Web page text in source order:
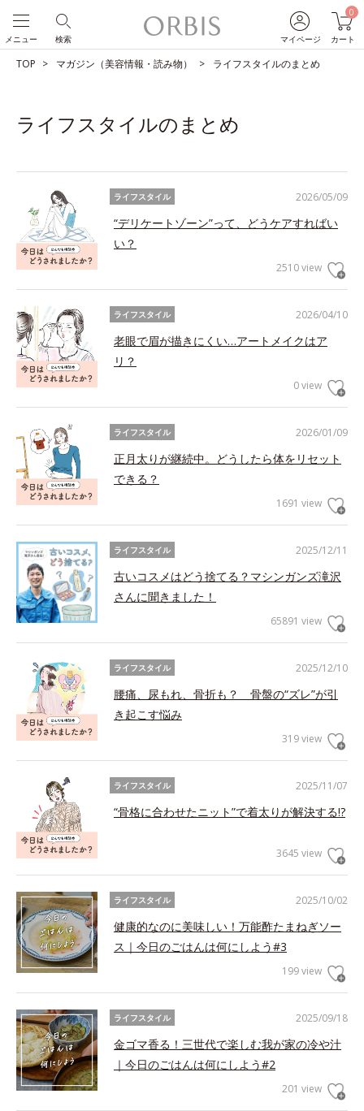
マイページ
0
カート
検索
メニュー
TOP マガジン（美容情報・読み物） ライフスタイルのまとめ
ライフスタイルのまとめ
2026/05/09
ライフスタイル
“デリケートゾーン”って、どうケアすればい
い？
2510 view
2026/04/10
ライフスタイル
老眼で眉が描きにくい…アートメイクはア
リ？
0 view
2026/01/09
ライフスタイル
正月太りが継続中。どうしたら体をリセット
できる？
1691 view
2025/12/11
ライフスタイル
古いコスメはどう捨てる？マシンガンズ滝沢
さんに聞きました！
65891 view
2025/12/10
ライフスタイル
腰痛、尿もれ、骨折も？ 骨盤の“ズレ”が引
き起こす悩み
319 view
2025/11/07
ライフスタイル
“骨格に合わせたニット”で着太りが解決する!?
3645 view
2025/10/02
ライフスタイル
健康的なのに美味しい！万能酢たまねぎソー
ス｜今日のごはんは何にしよう#3
199 view
2025/09/18
ライフスタイル
金ゴマ香る！三世代で楽しむ我が家の冷や汁
｜今日のごはんは何にしよう#2
201 view